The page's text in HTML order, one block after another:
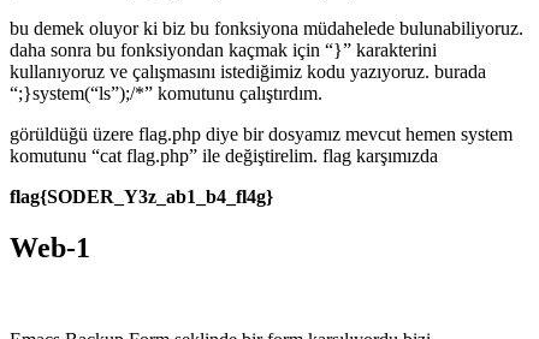
bu demek oluyor ki biz bu fonksiyona müdahelede bulunabiliyoruz.
daha sonra bu fonksiyondan kaçmak için “}” karakterini
kullanıyoruz ve çalışmasını istediğimiz kodu yazıyoruz. burada
“;}system(“ls”);/*” komutunu çalıştırdım.
görüldüğü üzere flag.php diye bir dosyamız mevcut hemen system
komutunu “cat flag.php” ile değiştirelim. flag karşımızda
flag{SODER_Y3z_ab1_b4_fl4g}
Web-1